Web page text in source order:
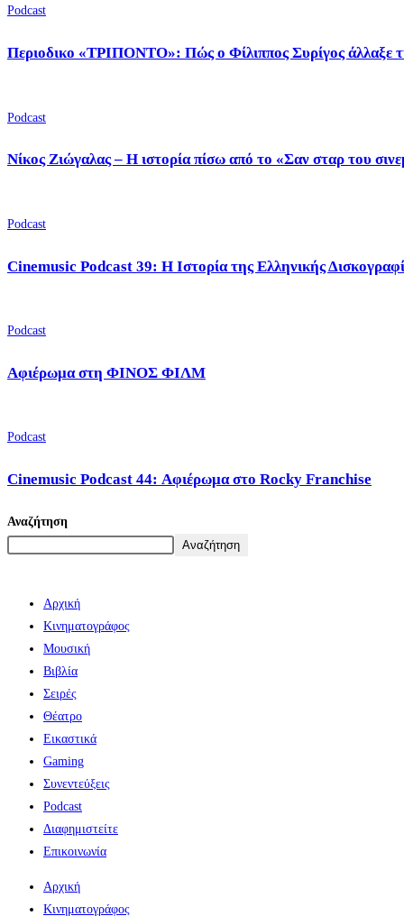
Podcast
Περιοδικο «ΤΡΙΠΟΝΤΟ»: Πώς ο Φίλιππος Συρίγος άλλαξε
Podcast
Νίκος Ζιώγαλας – Η ιστορία πίσω από το «Σαν σταρ του
Podcast
Cinemusic Podcast 39: Η Ιστορία της Ελληνικής
Podcast
Αφιέρωμα στη ΦΙΝΟΣ ΦΙΛΜ
Podcast
Cinemusic Podcast 44: Αφιέρωμα στο Rocky Franchise
Αναζήτηση
Αναζήτηση
Αρχική
Κινηματογράφος
Μουσική
Βιβλία
Σειρές
Θέατρο
Εικαστικά
Gaming
Συνεντεύξεις
Podcast
Διαφημιστείτε
Επικοινωνία
Αρχική
Κινηματογράφος